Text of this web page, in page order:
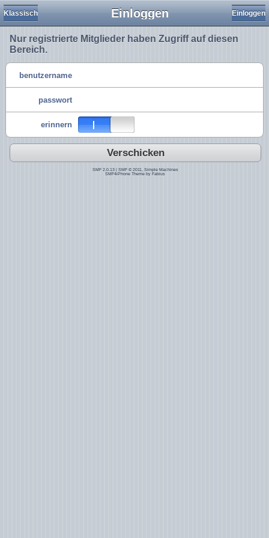
Einloggen
Klassisch Einloggen
Nur registrierte Mitglieder haben Zugriff auf diesen
Bereich.
benutzername
passwort
erinnern
Verschicken
SMF 2.0.13| SMF © 2011
Simple Machines
SMF4iPhone Theme by Fabius